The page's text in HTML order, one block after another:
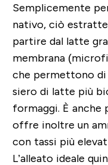
Semplicemente
nativo, ciò
partire dal latte
membrana
che permettono
siero di latte più
formaggi. È anche
offre inoltre un
con tassi più
L’alleato ideale